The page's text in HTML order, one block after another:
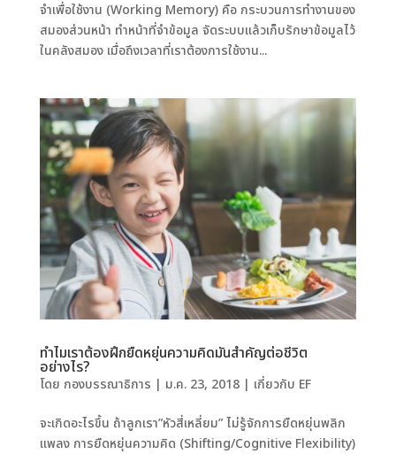
จำเพื่อใช้งาน (Working Memory) คือ กระบวนการทำงานของ
สมองส่วนหน้า ทำหน้าที่จำข้อมูล จัดระบบแล้วเก็บรักษาข้อมูลไว้
ในคลังสมอง เมื่อถึงเวลาที่เราต้องการใช้งาน...
ทำไมเราต้องฝึกยืดหยุ่นความคิดมันสำคัญต่อชีวิต
อย่างไร?
โดย กองบรรณาธิการ | ม.ค. 23, 2018| เกี่ยวกับ EF
จะเกิดอะไรขึ้น ถ้าลูกเรา”หัวสี่เหลี่ยม” ไม่รู้จักการยืดหยุ่นพลิก
แพลง การยืดหยุ่นความคิด (Shifting/Cognitive Flexibility)